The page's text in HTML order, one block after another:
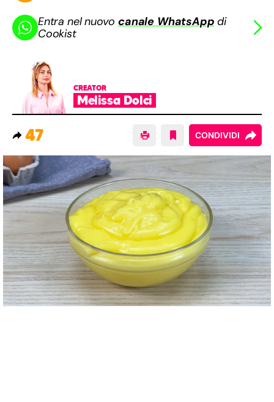
Entra nel nuovocanale WhatsApp di
Cookist
CREATOR
Melissa Dolci
47 CONDIVIDI